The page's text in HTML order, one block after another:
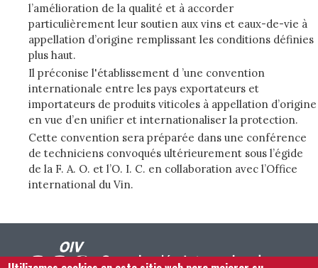
l’amélioration de la qualité et à accorder
particulièrement leur soutien aux vins et eaux-de-vie à
appellation d’origine remplissant les conditions définies
plus haut.
Il préconise l'établissement d ’une convention
internationale entre les pays exportateurs et
importateurs de produits viticoles à appellation d’origine
en vue d’en unifier et internationaliser la protection.
Cette convention sera préparée dans une conférence
de techniciens convoqués ultérieurement sous l’égide
de la F. A. O. et l’O. I. C. en collaboration avec l’Office
international du Vin.